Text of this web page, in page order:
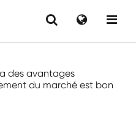
des avantages
du marché est bon